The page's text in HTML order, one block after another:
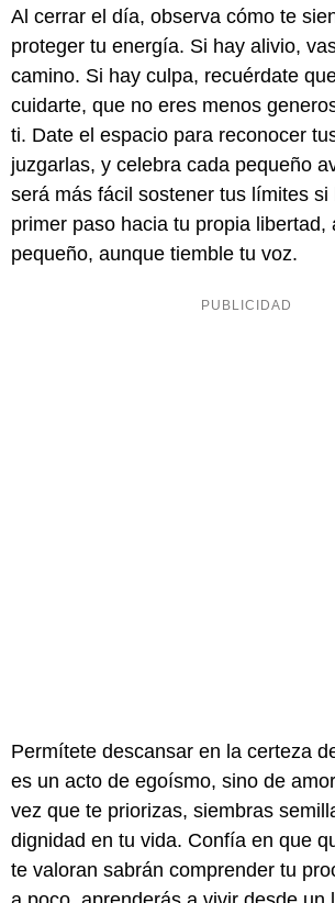
Al cerrar el día, observa cómo te
proteger tu energía. Si hay alivio,
camino. Si hay culpa, recuérdate
cuidarte, que no eres menos
ti. Date el espacio para reconocer
juzgarlas, y celebra cada pequeño
será más fácil sostener tus límites si
primer paso hacia tu propia libertad,
pequeño, aunque tiemble tu voz.
Permítete descansar en la certeza
es un acto de egoísmo, sino de
vez que te priorizas, siembras
dignidad en tu vida. Confía en que
te valoran sabrán comprender tu